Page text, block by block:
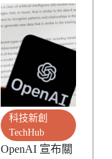
科技新創
TechHub
OpenAI 宣布關